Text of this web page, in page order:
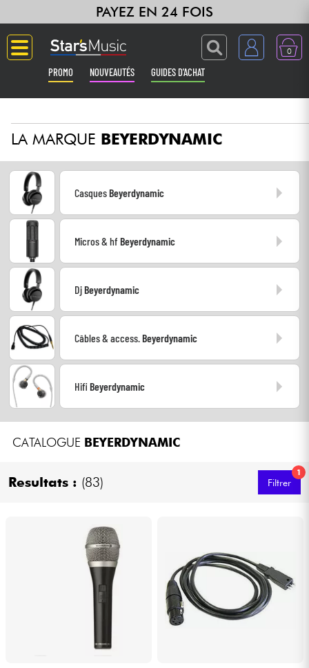
PAYEZ EN 24 FOIS
0
PROMO NOUVEAUTÉS GUIDES D'ACHAT
Guitares & Basses
Amplis & Effets
Claviers & Pianos
Synthés & Sampleurs
Home Studio
Casques
Micros & HF
DJ
Violons & Quatuor
Eveil Musical
Câbles & Access.
LA MARQUE BEYERDYNAMIC
CasquesBeyerdynamic
Micros & hfBeyerdynamic
DjBeyerdynamic
Câbles & access.Beyerdynamic
HifiBeyerdynamic
CATALOGUE BEYERDYNAMIC
Resultats : (83)
1
Filtrer